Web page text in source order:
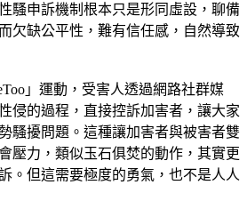
騷申訴機制根本只是形同虛設，聊備
欠缺公平性，難有信任感，自然導致
」運動，受害人透過網路社群媒
侵的過程，直接控訴加害者，讓大家
騷擾問題。這種讓加害者與被害者雙
壓力，類似玉石俱焚的動作，其實更
。但這需要極度的勇氣，也不是人人